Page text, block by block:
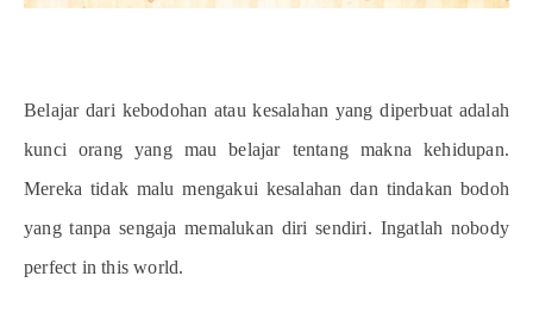
Belajar dari kebodohan atau kesalahan yang diperbuat adalah
kunci orang yang mau belajar tentang makna kehidupan.
Mereka tidak malu mengakui kesalahan dan tindakan bodoh
yang tanpa sengaja memalukan diri sendiri. Ingatlah nobody
perfect in this world.